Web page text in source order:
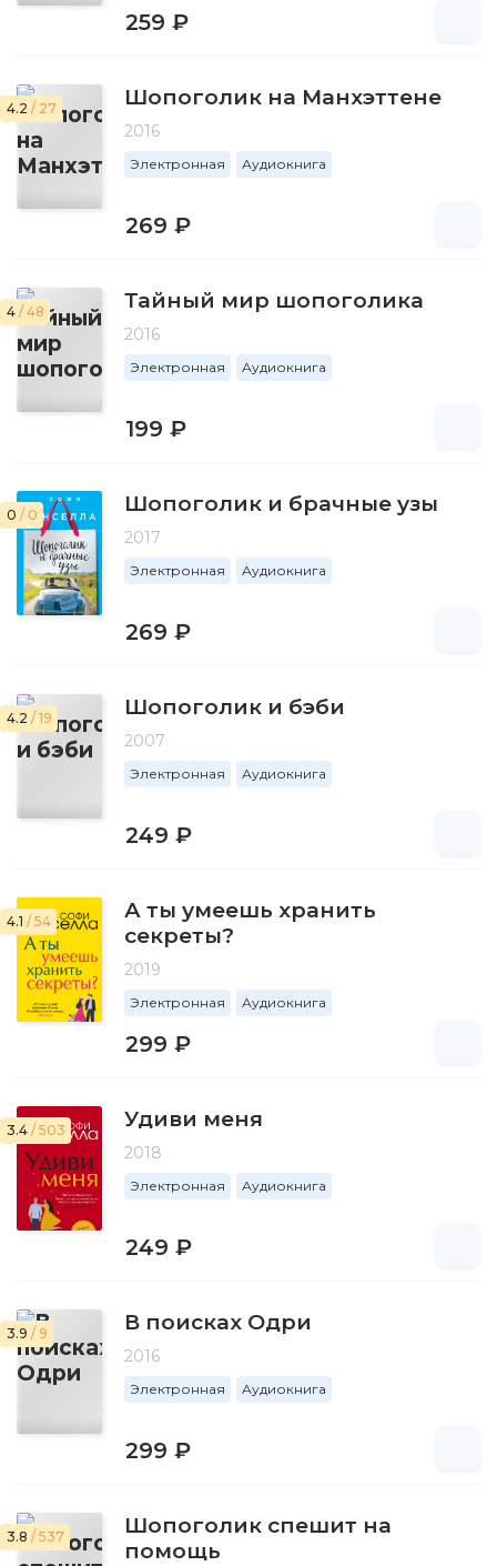
259 ₽
4.2 / 27 Шопоголик на Манхэттене
2016
Электронная Аудиокнига
269 ₽
4 / 48 Тайный мир шопоголика
2016
Электронная Аудиокнига
199 ₽
0 / 0 Шопоголик и брачные узы
2017
Электронная Аудиокнига
269 ₽
4.2 / 19 Шопоголик и бэби
2007
Электронная Аудиокнига
249 ₽
4.1 / 54
А ты умеешь хранить
секреты?
2019
Электронная Аудиокнига
299 ₽
3.4 / 503 Удиви меня
2018
Электронная Аудиокнига
249 ₽
3.9 / 9 В поисках Одри
2016
Электронная Аудиокнига
299 ₽
3.8 / 537
Шопоголик спешит на
помощь